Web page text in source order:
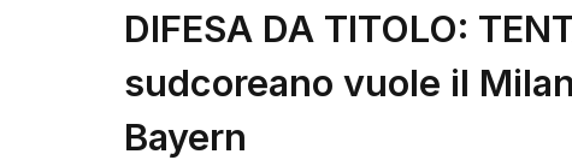
DIFESA DA TITOLO:
sudcoreano vuole il
Bayern